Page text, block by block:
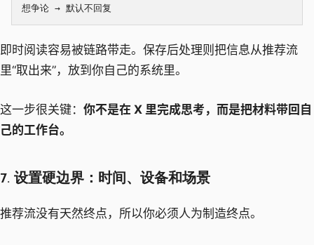
即时阅读容易被链路带走。保存后处理则把信息从推荐流
里“取出来”，放到你自己的系统里。
这一步很关键： 你不是在 X 里完成思考，而是把材料带回自
己的工作台。
7. 设置硬边界：时间、设备和场景
推荐流没有天然终点，所以你必须人为制造终点。